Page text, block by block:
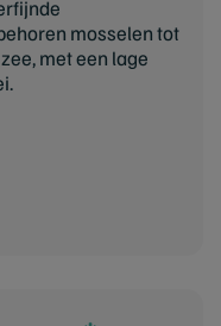
mosselen tot
met een lage